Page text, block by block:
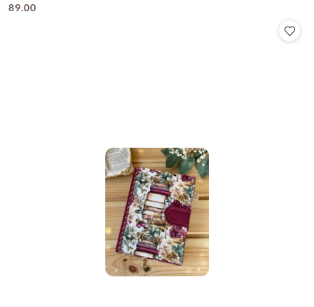
Cena:
89.00